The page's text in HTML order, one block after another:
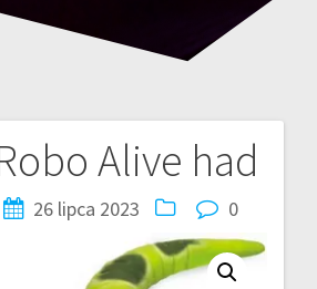
Alive had
26 lipca 2023 0